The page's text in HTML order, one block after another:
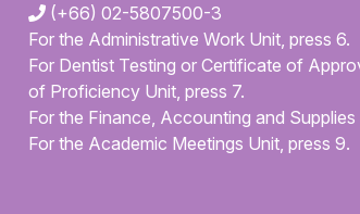
(+66) 02-5807500-3
For the Administrative Work Unit, press 6.
For Dentist Testing or Certificate of
of Proficiency Unit, press 7.
For the Finance, Accounting and Supplies
For the Academic Meetings Unit, press 9.